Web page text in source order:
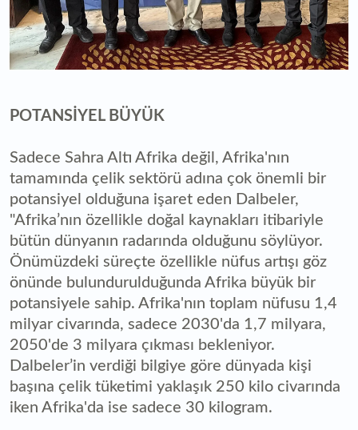
POTANSİYEL BÜYÜK
Sadece Sahra Altı Afrika değil, Afrika'nın
tamamında çelik sektörü adına çok önemli bir
potansiyel olduğuna işaret eden Dalbeler,
"Afrika’nın özellikle doğal kaynakları itibariyle
bütün dünyanın radarında olduğunu söylüyor.
Önümüzdeki süreçte özellikle nüfus artışı göz
önünde bulundurulduğunda Afrika büyük bir
potansiyele sahip. Afrika'nın toplam nüfusu 1,4
milyar civarında, sadece 2030'da 1,7 milyara,
2050'de 3 milyara çıkması bekleniyor.
Dalbeler’in verdiği bilgiye göre dünyada kişi
başına çelik tüketimi yaklaşık 250 kilo civarında
iken Afrika'da ise sadece 30 kilogram.